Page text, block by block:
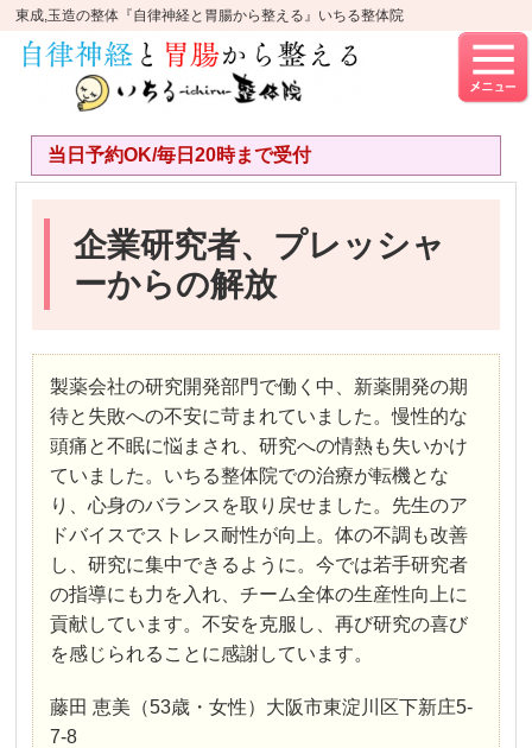
東成,玉造の整体『自律神経と胃腸から整える』いちる整体院
当日予約OK/毎日20時まで受付
企業研究者、プレッシャ
ーからの解放
製薬会社の研究開発部門で働く中、新薬開発の期
待と失敗への不安に苛まれていました。慢性的な
頭痛と不眠に悩まされ、研究への情熱も失いかけ
ていました。いちる整体院での治療が転機とな
り、心身のバランスを取り戻せました。先生のア
ドバイスでストレス耐性が向上。体の不調も改善
し、研究に集中できるように。今では若手研究者
の指導にも力を入れ、チーム全体の生産性向上に
貢献しています。不安を克服し、再び研究の喜び
を感じられることに感謝しています。
藤田 恵美（53歳・女性）大阪市東淀川区下新庄5-
7-8